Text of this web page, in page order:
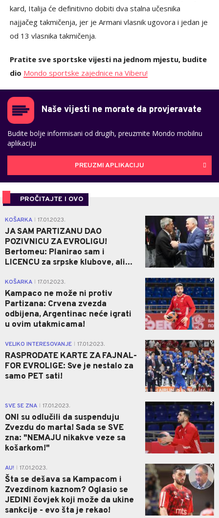
kard, Italija će definitivno dobiti dva stalna učesnika
najjačeg takmičenja, jer je Armani vlasnik ugovora i jedan je
od 13 vlasnika takmičenja.
Pratite sve sportske vijesti na jednom mjestu, budite
dio Mondo sportske zajednice na Viberu!
Naše vijesti ne morate da provjeravate
Budite bolje informisani od drugih, preuzmite Mondo mobilnu
aplikaciju
PREUZMI APLIKACIJU
PROČITAJTE I OVO
KOŠARKA 17.01.2023.
JA SAM PARTIZANU DAO
POZIVNICU ZA EVROLIGU!
Bertomeu: Planirao sam i
LICENCU za srpske klubove, ali...
0
KOŠARKA 17.01.2023.
Kampaco ne može ni protiv
Partizana: Crvena zvezda
odbijena, Argentinac neće igrati
u ovim utakmicama!
0
VELIKO INTERESOVANJE 17.01.2023.
RASPRODATE KARTE ZA FAJNAL-
FOR EVROLIGE: Sve je nestalo za
samo PET sati!
0
SVE SE ZNA 17.01.2023.
ONI su odlučili da suspenduju
Zvezdu do marta! Sada se SVE
zna: "NEMAJU nikakve veze sa
košarkom!"
2
AU! 17.01.2023.
Šta se dešava sa Kampacom i
Zvezdinom kaznom? Oglasio se
JEDINI čovjek koji može da ukine
sankcije - evo šta je rekao!
0